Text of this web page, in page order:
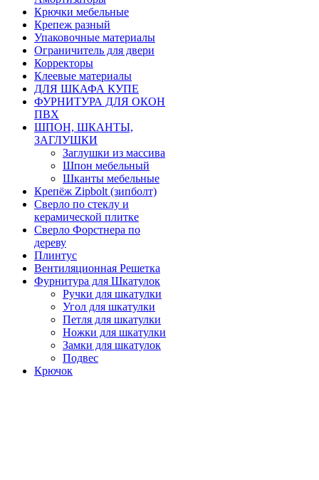
Крючки мебельные
Крепеж разный
Упаковочные материалы
Ограничитель для двери
Корректоры
Клеевые материалы
ДЛЯ ШКАФА КУПЕ
ФУРНИТУРА ДЛЯ ОКОН
ПВХ
ШПОН, ШКАНТЫ,
ЗАГЛУШКИ
Заглушки из массива
Шпон мебельный
Шканты мебельные
Крепёж Zipbolt (зипболт)
Сверло по стеклу и
керамической плитке
Сверло Форстнера по
дереву
Плинтус
Вентиляционная Решетка
Фурнитура для Шкатулок
Ручки для шкатулки
Угол для шкатулки
Петля для шкатулки
Ножки для шкатулки
Замки для шкатулок
Подвес
Крючок